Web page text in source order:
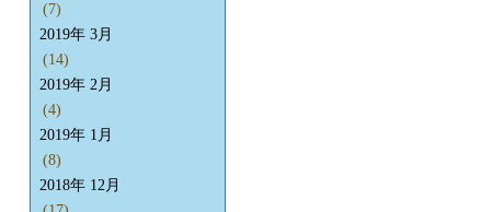
(7)
2019年 3月
(14)
2019年 2月
(4)
2019年 1月
(8)
2018年 12月